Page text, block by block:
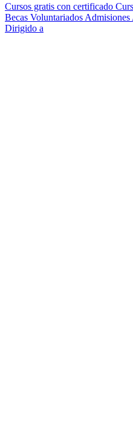
Cursos gratis con certificado
Becas Voluntariados Admisiones
Dirigido a